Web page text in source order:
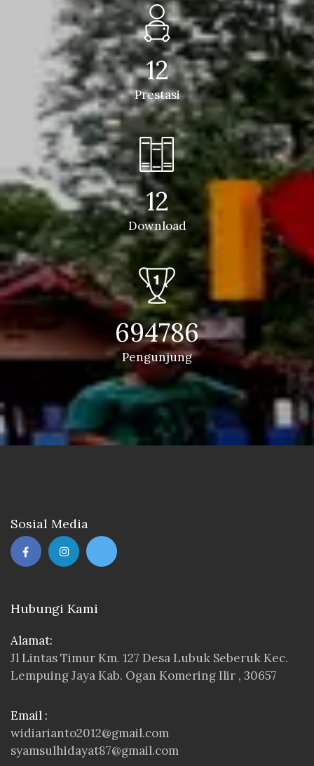
12
Prestasi
12
Download
694786
Pengunjung
Sosial Media
Hubungi Kami
Alamat:
Jl Lintas Timur Km. 127 Desa Lubuk Seberuk Kec.
Lempuing Jaya Kab. Ogan Komering Ilir , 30657
Email :
widiarianto2012@gmail.com
syamsulhidayat87@gmail.com